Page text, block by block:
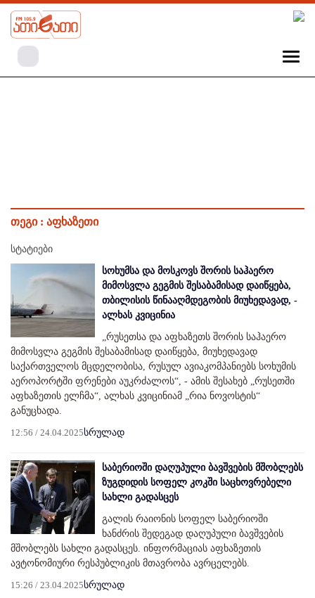
თეგი : აფხაზეთი
სტატიები
სოხუმსა და მოსკოვს შორის საჰაერო
მიმოსვლა გეგმის შესაბამისად დაიწყება,
თბილისის წინააღმდეგობის მიუხედავად, -
ალხას კვიცინია
„რუსეთსა და აფხაზეთს შორის საჰაერო
მიმოსვლა გეგმის შესაბამისად დაიწყება, მიუხედავად
საქართველოს მცდელობისა, რუსულ ავიაკომპანიებს სოხუმის
აეროპორტში ფრენები აუკრძალოს“, - ამის შესახებ „რუსეთში
აფხაზეთის ელჩმა“, ალხას კვიცინიამ „რია ნოვოსტის“
განუცხადა.
12:56 / 24.04.2025სრულად
საბერიოში დაღუპული ბავშვების მშობლებს
ზუგდიდის სოფელ კოკში საცხოვრებელი
სახლი გადასცეს
გალის რაიონის სოფელ საბერიოში
ხანძრის შედეგად დაღუპული ბავშვების
მშობლებს სახლი გადასცეს. ინფორმაციას აფხაზეთის
ავტონომიური რესპუბლიკის მთავრობა ავრცელებს.
15:26 / 23.04.2025სრულად